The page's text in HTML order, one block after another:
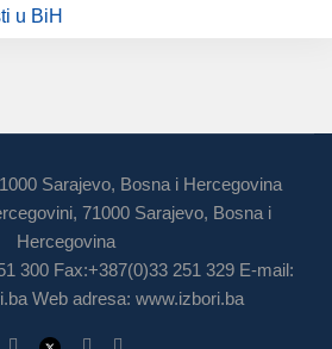
u BiH
Sarajevo, Bosna i Hercegovina
71000 Sarajevo, Bosna i
Hercegovina
300 Fax:+387(0)33 251 329 E-mail:
Web adresa: www.izbori.ba